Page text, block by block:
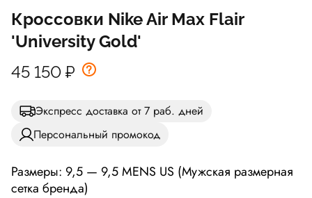
Кроссовки Nike Air Max Flair
'University Gold'
45 150 ₽
Экспресс доставка от 7 раб. дней
Персональный промокод
Размеры: 9,5 — 9,5 MENS US (Мужская размерная
сетка бренда)